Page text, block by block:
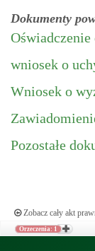
Dokumenty
wniosek o
Wniosek o
Pozostałe
Zobacz cały akt
Orzeczenia: 1